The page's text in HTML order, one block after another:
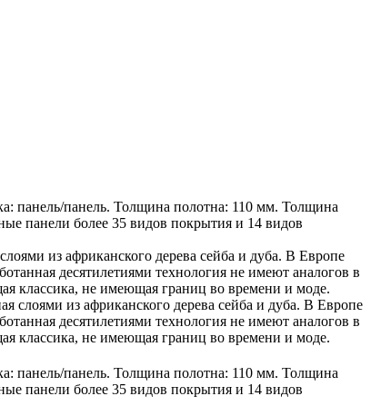
панель/панель. Толщина полотна: 110 мм. Толщина
панели более 35 видов покрытия и 14 видов
из африканского дерева сейба и дуба. В Европе
десятилетиями технология не имеют аналогов в
классика, не имеющая границ во времени и моде.
слоями из африканского дерева сейба и дуба. В Европе
десятилетиями технология не имеют аналогов в
классика, не имеющая границ во времени и моде.
панель/панель. Толщина полотна: 110 мм. Толщина
панели более 35 видов покрытия и 14 видов